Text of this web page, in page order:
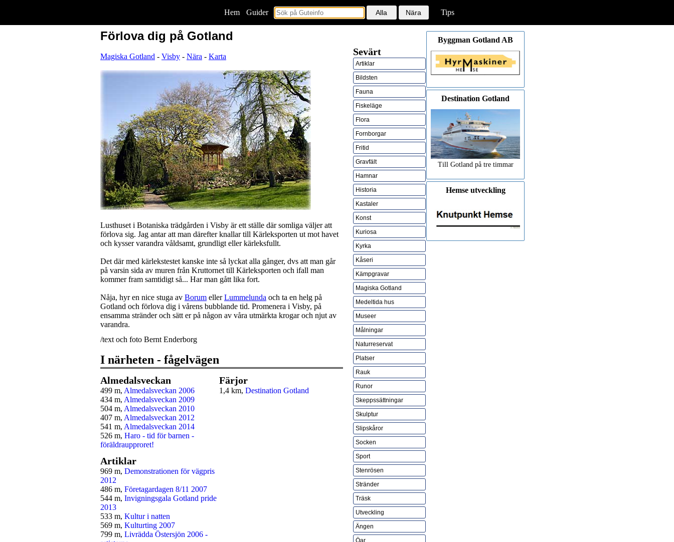
Hem< Guider Tips
Förlova dig på Gotland
Magiska Gotland - Visby - Nära - Karta
Lusthuset i Botaniska trädgården i Visby är ett ställe där somliga väljer att
förlova sig. Jag antar att man därefter knallar till Kärleksporten ut mot havet
och kysser varandra våldsamt, grundligt eller kärleksfullt.
Det där med kärlekstestet kanske inte så lyckat alla gånger, dvs att man går
på varsin sida av muren från Kruttornet till Kärleksporten och ifall man
kommer fram samtidigt så... Har man gått lika fort.
Nåja, hyr en nice stuga av Borum ellerLummelunda och ta en helg på
Gotland och förlova dig i vårens bubblande tid. Promenera i Visby, på
ensamma stränder och sätt er på någon av våra utmärkta krogar och njut av
varandra.
/text och foto Bernt Enderborg
I närheten - fågelvägen
Almedalsveckan
499 m, Almedalsveckan 2006
434 m, Almedalsveckan 2009
504 m, Almedalsveckan 2010
407 m, Almedalsveckan 2012
541 m, Almedalsveckan 2014
526 m, Haro - tid för barnen -
föräldraupproret!
Artiklar
969 m, Demonstrationen för vägpris
2012
486 m, Företagardagen 8/11 2007
544 m, Invigningsgala Gotland pride
2013
533 m, Kultur i natten
569 m, Kulturting 2007
799 m, Livrädda Östersjön 2006 -
Färjor
1,4 km,Destination Gotland
Sevärt
Artiklar
Bildsten
Fauna
Fiskeläge
Flora
Fornborgar
Fritid
Gravfält
Hamnar
Historia
Kastaler
Konst
Kuriosa
Kyrka
Kåseri
Kämpgravar
Magiska Gotland
Medeltida hus
Museer
Målningar
Naturreservat
Platser
Rauk
Runor
Skeppssättningar
Skulptur
Slipskåror
Socken
Sport
Stenrösen
Stränder
Träsk
Utveckling
Ängen
Öar
Byggman Gotland AB
Destination Gotland
Till Gotland på tre timmar
Hemse utveckling